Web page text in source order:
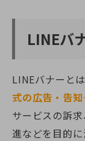
LINEバ
LINEバナーとは
式の広告・告
サービスの訴
進などを目的に